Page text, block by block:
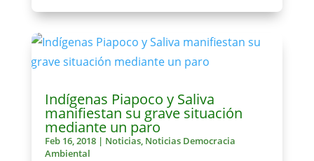
Indígenas Piapoco y Saliva
manifiestan su grave situación
mediante un paro
Feb 16, 2018| Noticias, Noticias Democracia
Ambiental